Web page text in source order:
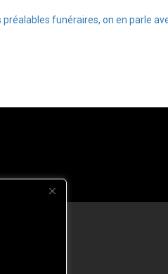
funéraires, on en parle